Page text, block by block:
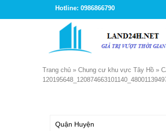
Hotline: 0986866790
Trang chủ » Chung cư khu vực Tây Hồ »